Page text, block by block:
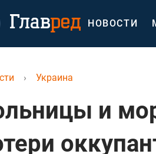
НОВОСТИ
› Украина
и